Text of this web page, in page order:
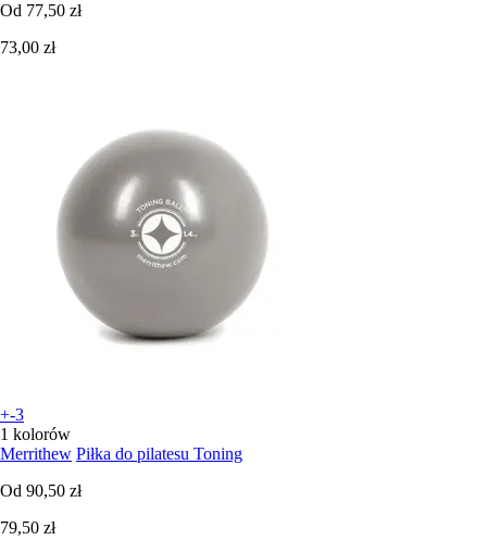
Od 77,50 zł
73,00 zł
+-3
1 kolorów
Merrithew Piłka do pilatesu Toning
Od 90,50 zł
79,50 zł